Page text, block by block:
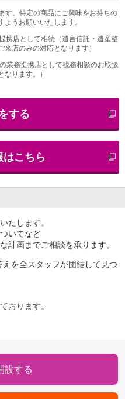
す。特定の商品にご興味をお持ちの
うお願いいたします。
携店として相続（遺言信託・遺産整
店のみの対応となります）
業務提携店として税務相談のお取扱
ります。）
する
はこちら
たします。
いてなど
計画までご相談を承ります。
を全スタッフが団結して見つ
おります。
設する